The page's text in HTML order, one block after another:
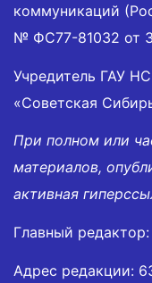
коммуникаций
№ ФС77-81032 от
Учредитель ГАУ
«Советская
При полном или
материалов,
активная
Главный
Адрес редакции: